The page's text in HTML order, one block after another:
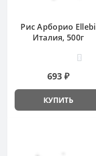
Рис Арборио Ellebi
Италия, 500г
693 ₽
КУПИТЬ